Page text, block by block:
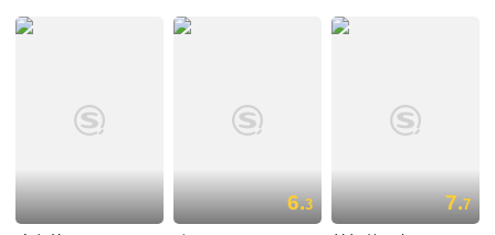
6.3 7.7